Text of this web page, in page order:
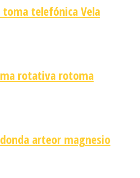
telefónica Vela
rotativa rotoma
arteor magnesio